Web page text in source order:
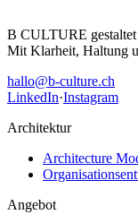
B CULTURE
Mit Klarheit, Haltung
hallo@b-culture.ch
LinkedIn·Instagram
Architektur
Architecture
Angebot